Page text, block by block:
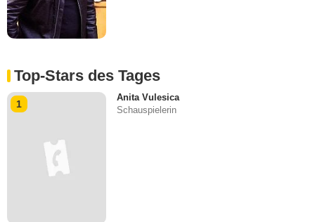
Top-Stars des Tages
1
Anita Vulesica
Schauspielerin